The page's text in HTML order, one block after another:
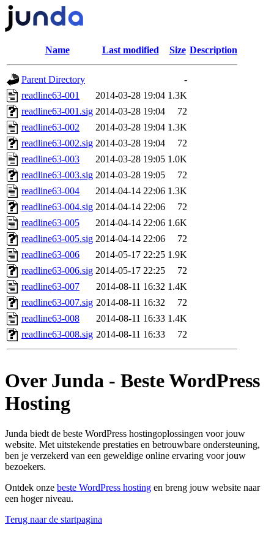
Name Last modified Size Description
Parent Directory
-
readline63-001
2014-03-28 19:04 1.3K
readline63-001.sig 2014-03-28 19:04
72
readline63-002
2014-03-28 19:04 1.3K
readline63-002.sig 2014-03-28 19:04
72
readline63-003
2014-03-28 19:05 1.0K
readline63-003.sig 2014-03-28 19:05
72
readline63-004
2014-04-14 22:06 1.3K
readline63-004.sig 2014-04-14 22:06
72
readline63-005
2014-04-14 22:06 1.6K
readline63-005.sig 2014-04-14 22:06
72
readline63-006
2014-05-17 22:25 1.9K
readline63-006.sig 2014-05-17 22:25
72
readline63-007
2014-08-11 16:32 1.4K
readline63-007.sig 2014-08-11 16:32
72
readline63-008
2014-08-11 16:33 1.4K
readline63-008.sig 2014-08-11 16:33 72
Over Junda - Beste WordPress
Hosting
Junda biedt de beste WordPress hostingoplossingen voor jouw
website. Met uitstekende prestaties en betrouwbare ondersteuning,
ben je verzekerd van een geweldige online ervaring voor jouw
bezoekers.
Ontdek onze beste WordPress hosting en breng jouw website naar
een hoger niveau.
Terug naar de startpagina